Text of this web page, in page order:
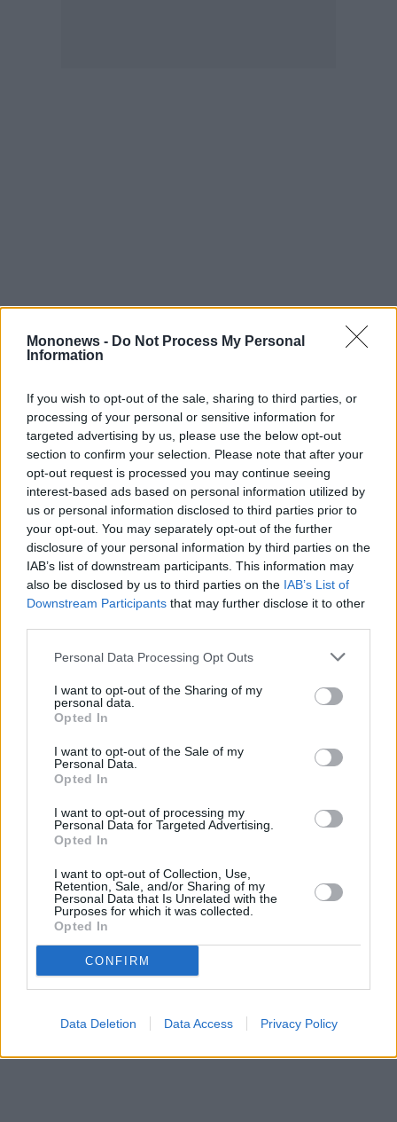
Mononews - Do Not Process My Personal
Information
If you wish to opt-out of the sale, sharing to third parties, or
processing of your personal or sensitive information for
targeted advertising by us, please use the below opt-out
section to confirm your selection. Please note that after your
opt-out request is processed you may continue seeing
interest-based ads based on personal information utilized by
us or personal information disclosed to third parties prior to
your opt-out. You may separately opt-out of the further
disclosure of your personal information by third parties on the
IAB’s list of downstream participants. This information may
also be disclosed by us to third parties on the IAB’s List of
Downstream Participants that may further disclose it to other
Personal Data Processing Opt Outs
I want to opt-out of the Sharing of my
personal data.
Opted In
I want to opt-out of the Sale of my
Personal Data.
Opted In
I want to opt-out of processing my
Personal Data for Targeted Advertising.
Opted In
I want to opt-out of Collection, Use,
Retention, Sale, and/or Sharing of my
Personal Data that Is Unrelated with the
Purposes for which it was collected.
Opted In
CONFIRM
Data Deletion Data Access Privacy Policy
Διαβάστε επίσης:
Μια Κόκκινη Λίστα όπλο στη μάχη για την
παράνομη διακίνηση αρχαίων
Ανατροπή σε δημοσκόπηση της Interview:
Δεύτερο κόμμα η Ζωή Κωνσταντοπούλου –
Προβάδισμα 10 μονάδων για τη ΝΔ
Χανιά: Συναγερμός του112 για την φωτιά
στον Αποκόρωνα – Δεν είναι τυχαίο το σημείο